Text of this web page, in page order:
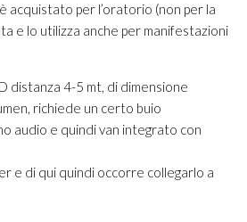
acquistato per l’oratorio (non per la
e lo utilizza anche per manifestazioni
distanza 4-5 mt, di dimensione
richiede un certo buio
audio e quindi van integrato con
e di qui quindi occorre collegarlo a